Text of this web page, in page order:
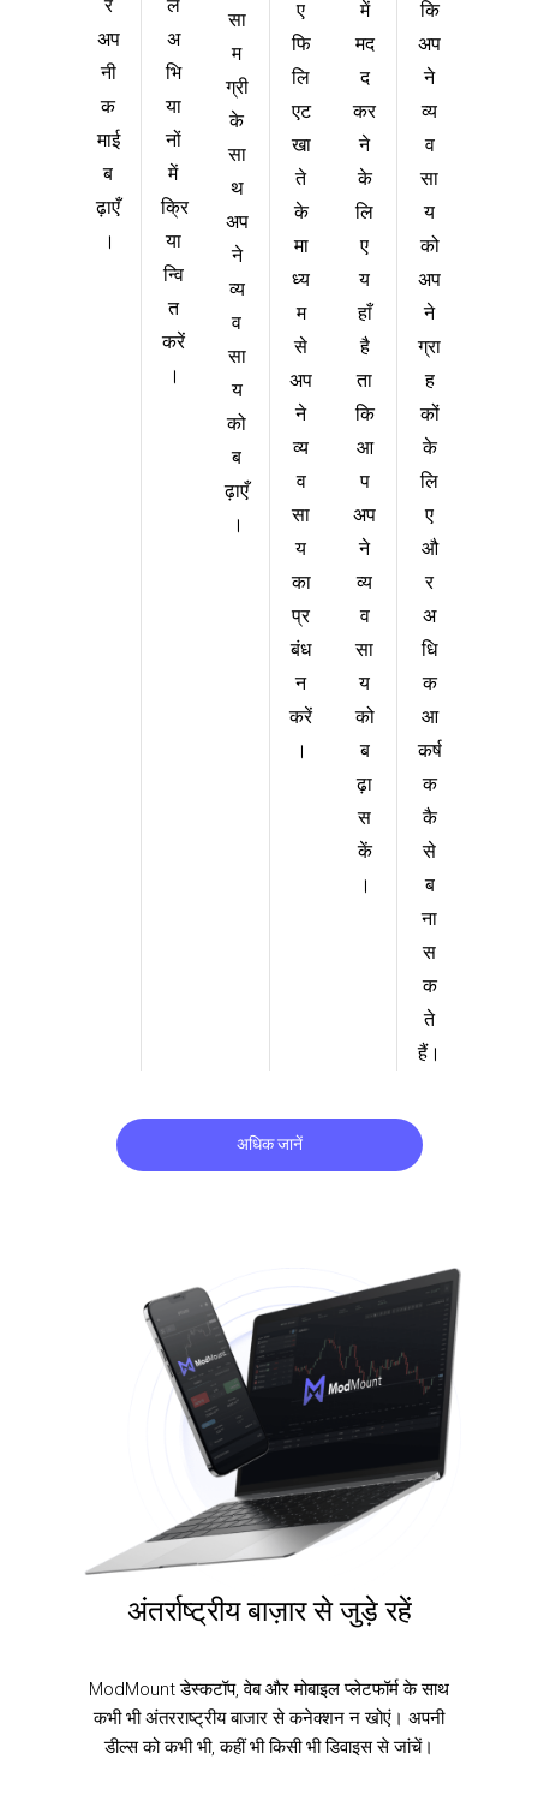
र
अप
नी
क
माई
ब
ढ़ाएँ
।
ल
अ
भि
या
नों
में
क्रि
या
न्वि
त
करें
।
सा
म
ग्री
के
सा
थ
अप
ने
व्य
व
सा
य
को
ब
ढ़ाएँ
।
ए
फि
लि
एट
खा
ते
के
मा
ध्य
म
से
अप
ने
व्य
व
सा
य
का
प्र
बंध
न
करें
।
में
मद
द
कर
ने
के
लि
ए
य
हाँ
है
ता
कि
आ
प
अप
ने
व्य
व
सा
य
को
ब
ढ़ा
स
कें
।
कि
अप
ने
व्य
व
सा
य
को
अप
ने
ग्रा
ह
कों
के
लि
ए
औ
र
अ
धि
क
आ
कर्ष
क
कै
से
ब
ना
स
क
ते
हैं।
अधिक जानें
अंतर्राष्ट्रीय बाज़ार से जुड़े रहें
ModMount डेस्कटॉप, वेब और मोबाइल प्लेटफॉर्म के साथ
कभी भी अंतरराष्ट्रीय बाजार से कनेक्शन न खोएं। अपनी
डील्स को कभी भी, कहीं भी किसी भी डिवाइस से जांचें।